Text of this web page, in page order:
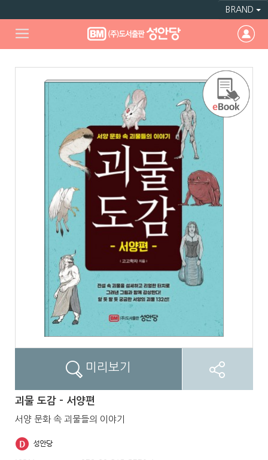
BRAND
미리보기
괴물 도감 - 서양편
서양 문화 속 괴물들의 이야기